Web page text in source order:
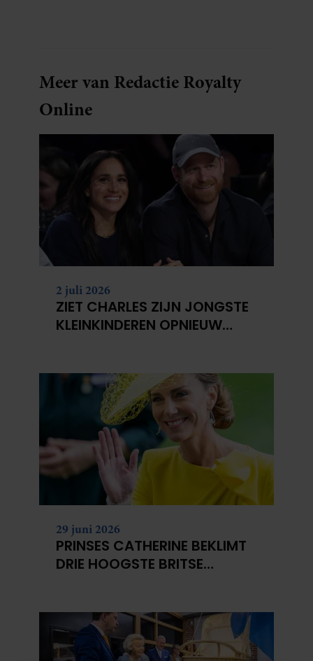
Meer van Redactie Royalty
Online
2 juli 2026
ZIET CHARLES ZIJN JONGSTE
KLEINKINDEREN OPNIEUW
29 juni 2026
PRINSES CATHERINE BEKLIMT
DRIE HOOGSTE BRITSE